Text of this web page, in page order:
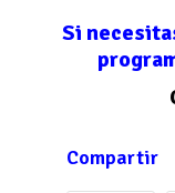
Si
Compartir